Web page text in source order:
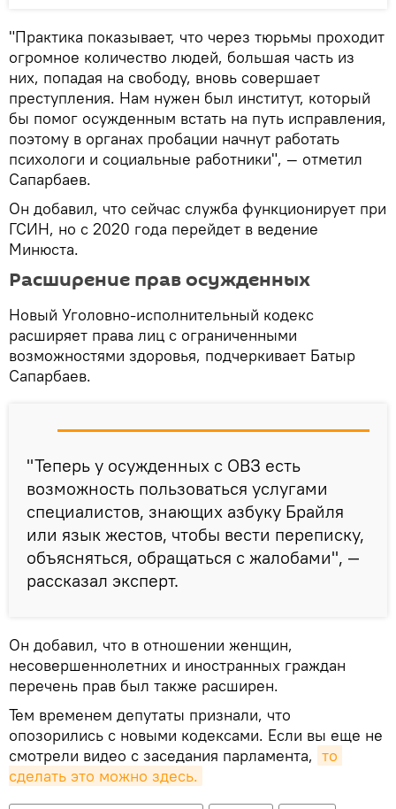
"Практика показывает, что через тюрьмы проходит
огромное количество людей, большая часть из
них, попадая на свободу, вновь совершает
преступления. Нам нужен был институт, который
бы помог осужденным встать на путь исправления,
поэтому в органах пробации начнут работать
психологи и социальные работники", — отметил
Сапарбаев.
Он добавил, что сейчас служба функционирует при
ГСИН, но с 2020 года перейдет в ведение
Минюста.
Расширение прав осужденных
Новый Уголовно-исполнительный кодекс
расширяет права лиц с ограниченными
возможностями здоровья, подчеркивает Батыр
Сапарбаев.
"Теперь у осужденных с ОВЗ есть
возможность пользоваться услугами
специалистов, знающих азбуку Брайля
или язык жестов, чтобы вести переписку,
объясняться, обращаться с жалобами", —
рассказал эксперт.
Он добавил, что в отношении женщин,
несовершеннолетних и иностранных граждан
перечень прав был также расширен.
Тем временем депутаты признали, что
опозорились с новыми кодексами. Если вы еще не
смотрели видео с заседания парламента, то
сделать это можно здесь.